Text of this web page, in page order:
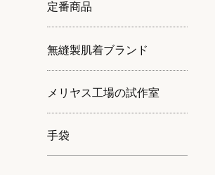
定番商品
無縫製肌着ブランド
メリヤス工場の試作室
手袋